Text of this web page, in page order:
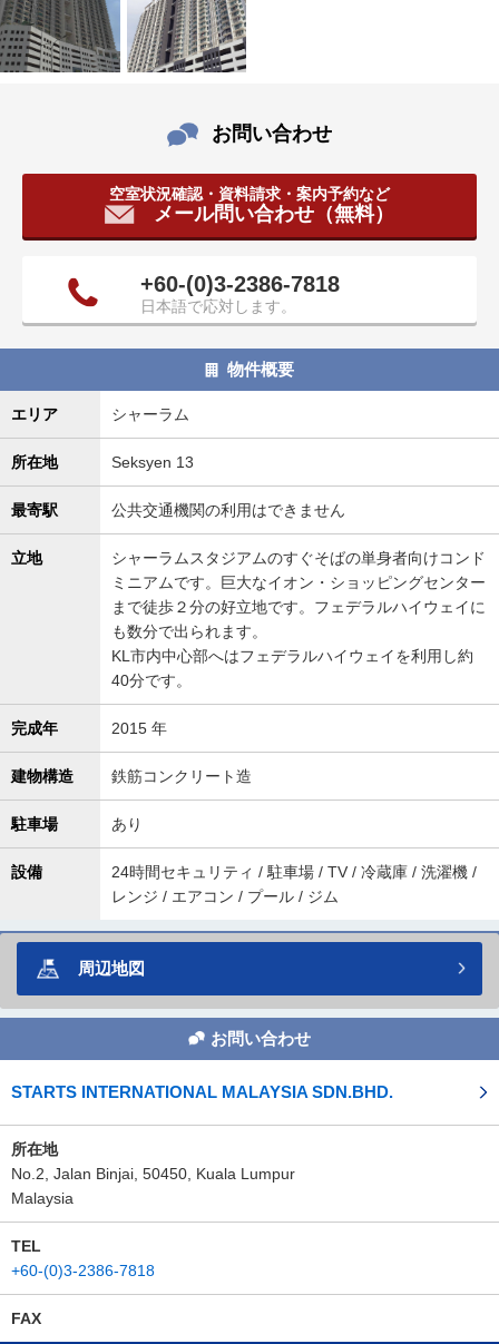
し
ま
す
お問い合わせ
空室状況確認・資料請求・案内予約など
メール問い合わせ（無料）
+60‐(0)3-2386‐7818
日本語で応対します。
物件概要
エリア シャーラム
所在地 Seksyen 13
最寄駅 公共交通機関の利用はできません
立地
シャーラムスタジアムのすぐそばの単身者向けコンド
ミニアムです。巨大なイオン・ショッピングセンター
まで徒歩２分の好立地です。フェデラルハイウェイに
も数分で出られます。
KL市内中心部へはフェデラルハイウェイを利用し約
40分です。
完成年 2015 年
建物構造 鉄筋コンクリート造
駐車場 あり
設備
24時間セキュリティ / 駐車場 / TV / 冷蔵庫 / 洗濯機 /
レンジ / エアコン / プール / ジム
周辺地図
お問い合わせ
STARTS INTERNATIONAL MALAYSIA SDN.BHD.
所在地
No.2, Jalan Binjai, 50450, Kuala Lumpur
Malaysia
TEL
+60‐(0)3-2386‐7818
FAX